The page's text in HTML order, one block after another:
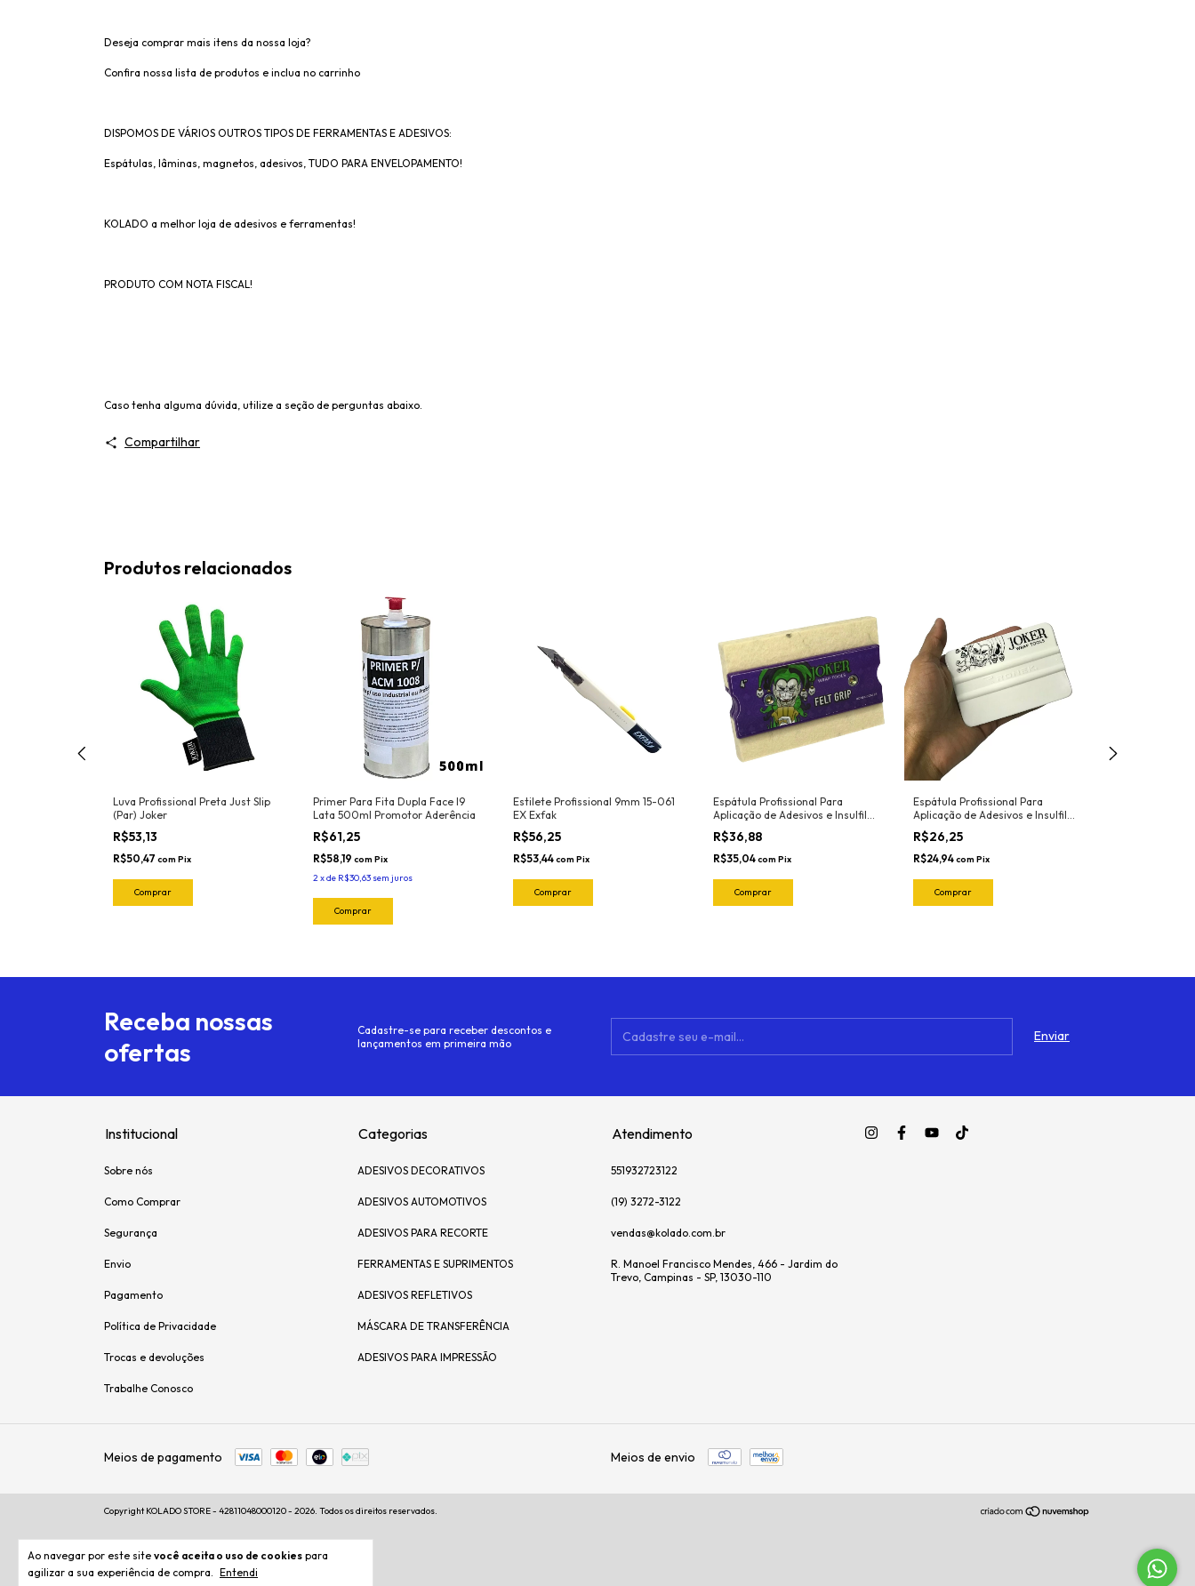
Ao navegar por este site você aceita o uso de cookies para
agilizar a sua experiência de compra. Entendi
Deseja comprar mais itens da nossa loja?
Confira nossa lista de produtos e inclua no carrinho
DISPOMOS DE VÁRIOS OUTROS TIPOS DE FERRAMENTAS E ADESIVOS:
Espátulas, lâminas, magnetos, adesivos, TUDO PARA ENVELOPAMENTO!
KOLADO a melhor loja de adesivos e ferramentas!
PRODUTO COM NOTA FISCAL!
Caso tenha alguma dúvida, utilize a seção de perguntas abaixo.
Compartilhar
Produtos relacionados
Luva Profissional Preta Just Slip
(Par) Joker
R$53,13
R$50,47 com Pix
Primer Para Fita Dupla Face I9
Lata 500ml Promotor Aderência
R$61,25
R$58,19 com Pix
2 xde R$30,63 sem juros
Estilete Profissional 9mm 15-061
EX Exfak
R$56,25
R$53,44com Pix
Espátula Profissional Para
Aplicação de Adesivos e Insulfilm
Largura 10cm Marca Joker Ref.
8020 Cor: Roxo
R$36,88
R$35,04com Pix
Espátula Profissional Para
Aplicação de Adesivos e Insulfilm
Largura 10cm Marca Joker Ref.
3041 Cor: Branca (Nylon -
Resistente ao calor)
R$26,25
R$24,94com Pix
Receba nossas
ofertas
Cadastre-se para receber descontos e
lançamentos em primeira mão
Institucional
Sobre nós
Como Comprar
Segurança
Envio
Pagamento
Política de Privacidade
Trocas e devoluções
Trabalhe Conosco
Categorias
ADESIVOS DECORATIVOS
ADESIVOS AUTOMOTIVOS
ADESIVOS PARA RECORTE
FERRAMENTAS E SUPRIMENTOS
ADESIVOS REFLETIVOS
MÁSCARA DE TRANSFERÊNCIA
ADESIVOS PARA IMPRESSÃO
Atendimento
551932723122
(19) 3272-3122
vendas@kolado.com.br
R. Manoel Francisco Mendes, 466 - Jardim do
Trevo, Campinas - SP, 13030-110
Meios de pagamento Meios de envio
Copyright KOLADO STORE - 42811048000120 - 2026. Todos os direitos reservados.